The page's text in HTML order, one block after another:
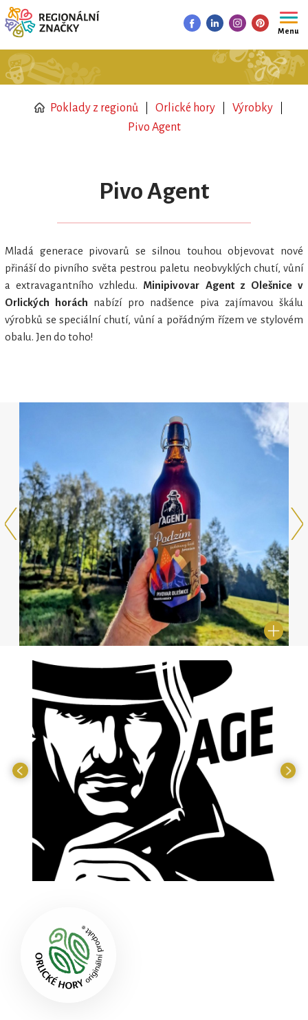
Menu
Poklady z regionů Orlické hory
Výrobky
Pivo Agent
Pivo Agent
Mladá generace pivovarů se silnou touhou objevovat nové
přináší do pivního světa pestrou paletu neobvyklých chutí, vůní
a extravagantního vzhledu. Minipivovar Agent z Olešnice v
Orlických horách nabízí pro nadšence piva zajímavou škálu
výrobků se speciální chutí, vůní a pořádným řízem ve stylovém
obalu. Jen do toho!